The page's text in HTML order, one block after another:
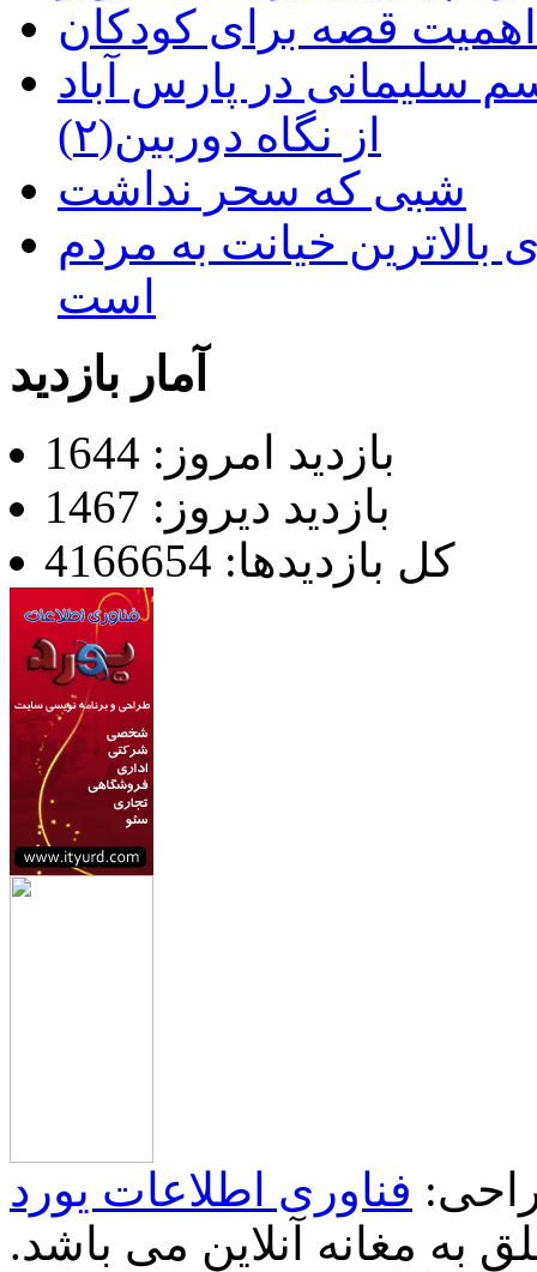
سلیمانی در پارس آباد
از نگاه دوربین(۲)
شبی که سحر نداشت
خیانت به مردم
است
آمار بازدید
بازدید امروز: 1644
بازدید دیروز: 1467
کل بازدیدها: 4166654
فناوری اطلاعات یورد
به مغانه آنلاین می باشد.